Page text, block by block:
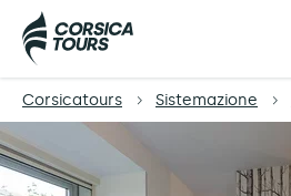
Corsicatours Sistemazione